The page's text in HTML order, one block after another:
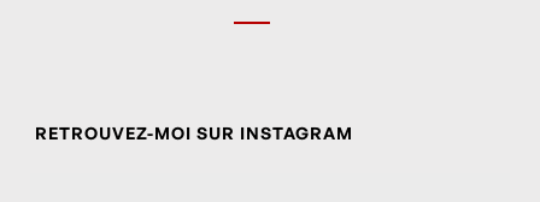
RETROUVEZ-MOI SUR INSTAGRAM